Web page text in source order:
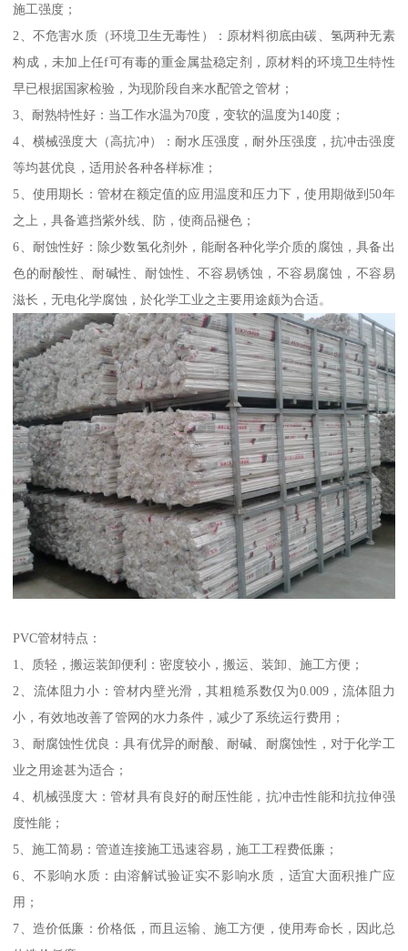
施工强度；
2、不危害水质（环境卫生无毒性）：原材料彻底由碳、氢两种无素
构成，未加上任f可有毒的重金属盐稳定剂，原材料的环境卫生特性
早已根据国家检验，为现阶段自来水配管之管材；
3、耐熟特性好：当工作水温为70度，变软的温度为140度；
4、横械强度大（高抗冲）：耐水压强度，耐外压强度，抗冲击强度
等均甚优良，适用於各种各样标准；
5、使用期长：管材在额定值的应用温度和压力下，使用期做到50年
之上，具备遮挡紫外线、防，使商品褪色；
6、耐蚀性好：除少数氢化剂外，能耐各种化学介质的腐蚀，具备出
色的耐酸性、耐碱性、耐蚀性、不容易锈蚀，不容易腐蚀，不容易
滋长，无电化学腐蚀，於化学工业之主要用途颇为合适。
PVC管材特点：
1、质轻，搬运装卸便利：密度较小，搬运、装卸、施工方便；
2、流体阻力小：管材内壁光滑，其粗糙系数仅为0.009，流体阻力
小，有效地改善了管网的水力条件，减少了系统运行费用；
3、耐腐蚀性优良：具有优异的耐酸、耐碱、耐腐蚀性，对于化学工
业之用途甚为适合；
4、机械强度大：管材具有良好的耐压性能，抗冲击性能和抗拉伸强
度性能；
5、施工简易：管道连接施工迅速容易，施工工程费低廉；
6、不影响水质：由溶解试验证实不影响水质，适宜大面积推广应
用；
7、造价低廉：价格低，而且运输、施工方便，使用寿命长，因此总